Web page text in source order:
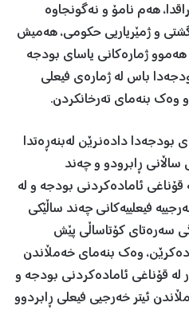
هه‌م نامۆ و نه‌گونجاوه‌
و ژمێریاریی حكومی، هه‌میش
هه‌موو ژماره‌كانی یاسای بودجه‌
باس له‌ ژماره‌ی فیعلی
وه‌ك بنه‌مای ته‌رخانكردن.
بودجه‌دا داده‌نرێن له‌بنه‌ڕه‌تدا
ساڵانی ڕابرودو و چه‌ند
‌قۆناغی ئاماده‌كردنی بودجه‌ و له‌
فیعلییه‌كانی چه‌ند ساڵێكی
سه‌ره‌تای كۆتاساڵی پێش
وه‌ك بنه‌مای خه‌مڵاندن
قۆناغی ئاماده‌كردنی بودجه‌ و
ئیتر خه‌رجیی فیعلی ڕابردوو